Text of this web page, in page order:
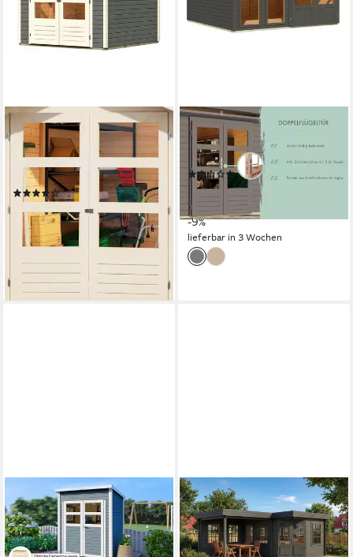
KARIBU
Gartenhaus Arnis 2, BxT:
242x238 cm, Made in
Germany
(1)
UVP1.169,99 €
26,10 €mtl. in 48 Raten
-23%
KONIFERA
Gartenhaus Pinaki 6, BxT:
302x306 cm
(1)
2.592,99 € UVP
75,28 €
mtl. in 48 Raten
-9%
lieferbar in 3 Wochen